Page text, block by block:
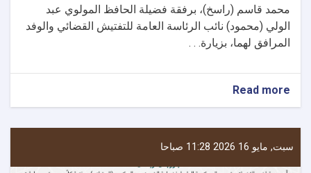
محمد قاسم (راسخ)، برفقة فضيلة الحافظ المولوي عبد
الولي (محمود) نائب الرئاسة العامة للتفتيش القضائي والوفد
المرافق لهما، بزيارة. . .
Read more
القضائية
بالمحكمة
سبت, مايو 16 2026 11:28 صباحا